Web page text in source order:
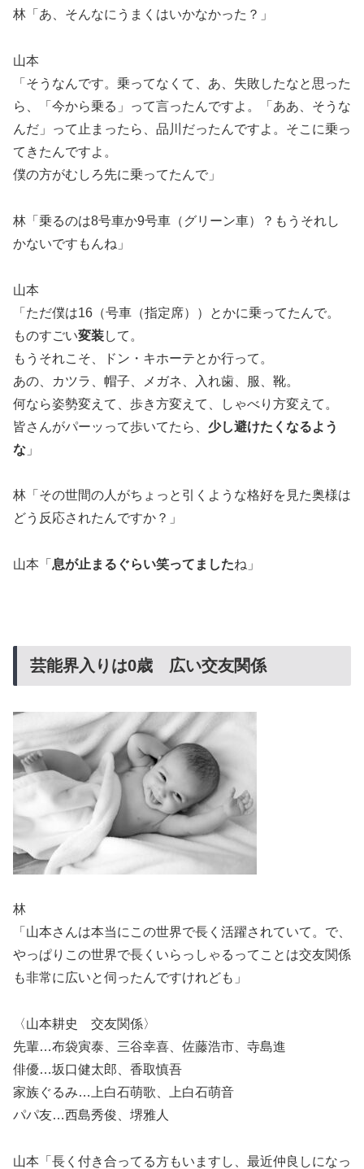
林「あ、そんなにうまくはいかなかった？」
山本
「そうなんです。乗ってなくて、あ、失敗したなと思った
ら、「今から乗る」って言ったんですよ。「ああ、そうな
んだ」って止まったら、品川だったんですよ。そこに乗っ
てきたんですよ。
僕の方がむしろ先に乗ってたんで」
林「乗るのは8号車か9号車（グリーン車）？もうそれし
かないですもんね」
山本
「ただ僕は16（号車（指定席））とかに乗ってたんで。
ものすごい変装して。
もうそれこそ、ドン・キホーテとか行って。
あの、カツラ、帽子、メガネ、入れ歯、服、靴。
何なら姿勢変えて、歩き方変えて、しゃべり方変えて。
皆さんがパーッって歩いてたら、 少し避けたくなるよう
な 」
林「その世間の人がちょっと引くような格好を見た奥様は
どう反応されたんですか？」
山本「 息が止まるぐらい笑ってましたね」
芸能界入りは0歳 広い交友関係
林
「山本さんは本当にこの世界で長く活躍されていて。で、
やっぱりこの世界で長くいらっしゃるってことは交友関係
も非常に広いと伺ったんですけれども」
〈山本耕史 交友関係〉
先輩…布袋寅泰、三谷幸喜、佐藤浩市、寺島進
俳優…坂口健太郎、香取慎吾
家族ぐるみ…上白石萌歌、上白石萌音
パパ友…西島秀俊、堺雅人
山本「長く付き合ってる方もいますし、最近仲良しになっ